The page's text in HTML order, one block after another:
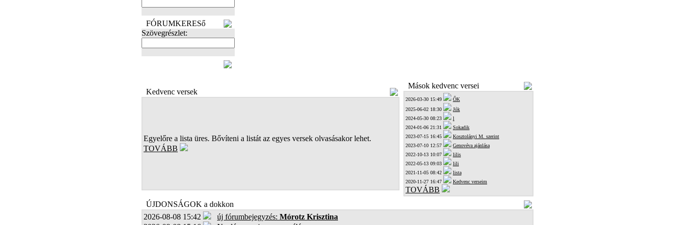
FÓRUMKERESő
Szövegrészlet:
Kedvenc versek
Egyelőre a lista üres. Bővíteni a listát az egyes versek olvasásakor lehet.
TOVÁBB
Mások kedvenc versei
2026-03-30 15:49
ŐK
2025-06-02 18:30
Jók
2024-05-30 08:23
l
2024-01-06 21:31
Sokadik
2023-07-15 16:45
Kosztolányi M. szerint
2023-07-10 12:57
Genovéva ajánlása
2022-10-13 10:07
lilis
2022-05-13 09:03
lili
2021-11-05 08:42
lista
2020-11-27 16:47
Kedvenc verseim
TOVÁBB
ÚJDONSÁGOK a dokkon
2026-08-08 15:42
új fórumbejegyzés: Mórotz Krisztina